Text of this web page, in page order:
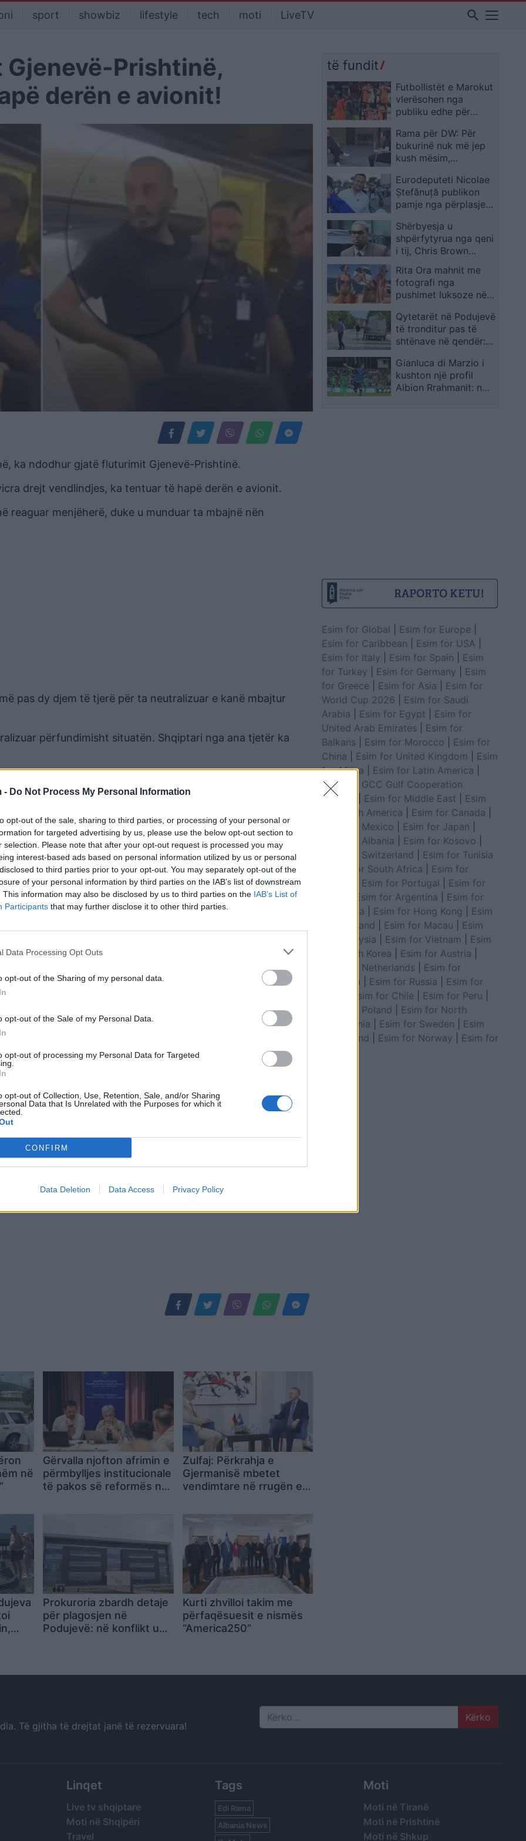
- Do Not Process My Personal Information
opt-out of the sale, sharing to third parties, or processing of your personal or
for targeted advertising by us, please use the below opt-out section to
selection. Please note that after your opt-out request is processed you may
interest-based ads based on personal information utilized by us or personal
to third parties prior to your opt-out. You may separately opt-out of the
of your personal information by third parties on the IAB’s list of downstream
This information may also be disclosed by us to third parties on the IAB’s List of
Participants that may further disclose it to other third parties.
Data Processing Opt Outs
opt-out of the Sharing of my personal data.
opt-out of the Sale of my Personal Data.
opt-out of processing my Personal Data for Targeted
opt-out of Collection, Use, Retention, Sale, and/or Sharing
Data that Is Unrelated with the Purposes for which it
CONFIRM
Data Deletion Data Access Privacy Policy
sport showbiz lifestyle tech moti LiveTV search
Prishtinë,
derën e avionit!
ka ndodhur gjatë fluturimit Gjenevë-Prishtinë.
drejt vendlindjes, ka tentuar të hapë derën e avionit.
reaguar menjëherë, duke u munduar ta mbajnë nën
pas dy djem të tjerë për ta neutralizuar e kanë mbajtur
përfundimisht situatën. Shqiptari nga ana tjetër ka
Allahu Akbar”, shqiptari
godet me kokë personin
Momente tmerri në avion, pasagjeri
në
Gërvalla njofton afrimin e
përmbylljes institucionale
të pakos së reformës në
Zulfaj: Përkrahja e
Gjermanisë mbetet
vendimtare në rrugën e
Prokuroria zbardh detaje
për plagosjen në
Podujevë: në konflikt u
Kurti zhvilloi takim me
përfaqësuesit e nismës
“America250”
të fundit
Futbollistët e Marokut
vlerësohen nga
publiku edhe për
pas ndeshjes me
Holandën
Rama për DW: Për
bukurinë nuk më jep
kush mësim,
dhe s’do të jetë
opsion
Eurodeputeti Nicolae
Ștefănuță publikon
pamje nga përplasjet
policore ndaj
protestuesve është e
papranueshme
Shërbyesja u
shpërfytyrua nga qeni
i tij, Chris Brown
prej 13 milionë
dollarësh
Rita Ora mahnit me
fotografi nga
pushimet luksoze në
nevojë për një
rifreskim shpirtëror
Qytetarët në Podujevë
të tronditur pas të
shtënave në qendër:
Zotin!
Gianluca di Marzio i
kushton një profil
Albion Rrahmanit: nga
Esim for Global Esim for Europe
Esim for Caribbean
Esim for USA
Esim for Italy
Esim for Spain
Esim
for Turkey
Esim for Germany
Esim
for Greece
Esim for Asia
Esim for
World Cup 2026
Esim for Saudi
Arabia
Esim for Egypt
Esim for
United Arab Emirates
Esim for
Balkans
Esim for Morocco
Esim for
China
Esim for United Kingdom
Esim
for Africa
Esim for Latin America
Esim for GCC Gulf Cooperation
Council
Esim for Middle East
Esim
for South America
Esim for Canada
Esim for Mexico
Esim for Japan
Esim for Albania
Esim for Kosovo
Esim for Switzerland
Esim for Tunisia
Esim for South Africa
Esim for
Esim for Portugal
Esim for
Esim for Argentina
Esim for
Colombia
Esim for Hong Kong
Esim
for Thailand
Esim for Macau
Esim
for Malaysia
Esim for Vietnam
Esim
for South Korea
Esim for Austria
Esim for Netherlands
Esim for
Australia
Esim for Russia
Esim for
Esim for Chile Esim for Peru
Esim for Poland
Esim for North
Macedonia
Esim for Sweden
Esim
for Finland
Esim for Norway
Esim for
Të gjitha të drejtat janë të rezervuara! Search
Linqet
Live tv shqiptare
Moti në Shqipëri
Travel
Tags
Edi Rama
Albania News
Moti
Moti në Tiranë
Moti në Prishtinë
Moti në Shkup